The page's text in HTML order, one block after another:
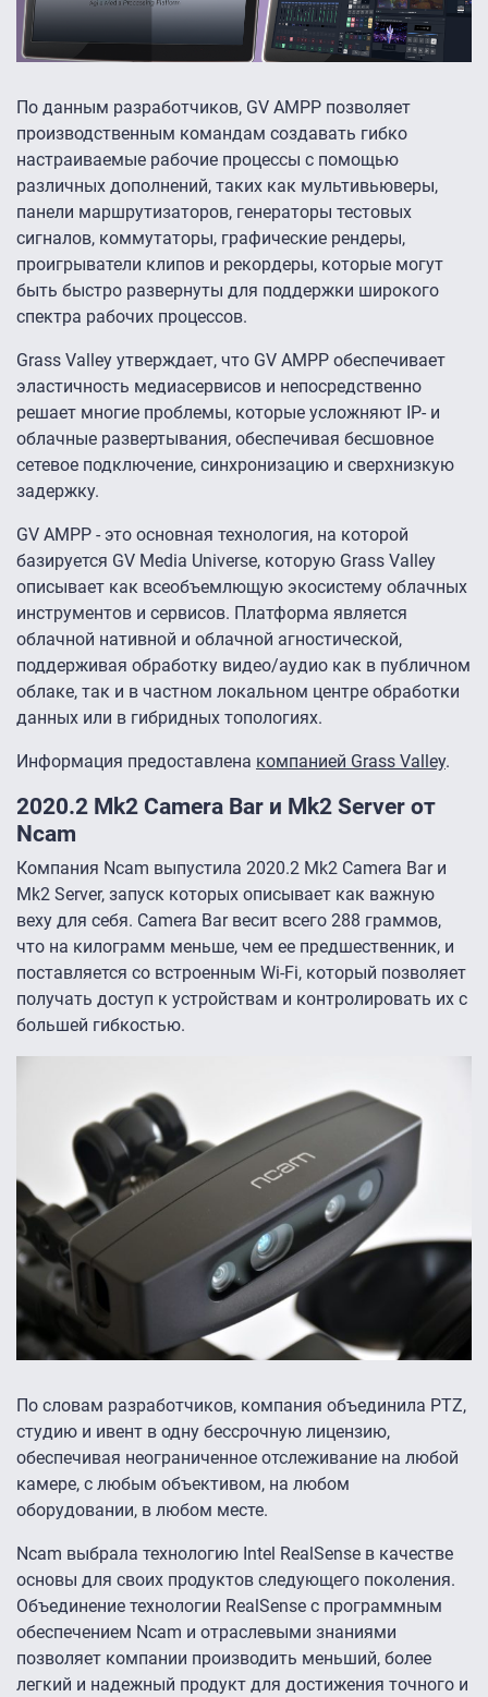
По данным разработчиков, GV AMPP позволяет
производственным командам создавать гибко
настраиваемые рабочие процессы с помощью
различных дополнений, таких как мультивьюверы,
панели маршрутизаторов, генераторы тестовых
сигналов, коммутаторы, графические рендеры,
проигрыватели клипов и рекордеры, которые могут
быть быстро развернуты для поддержки широкого
спектра рабочих процессов.
Grass Valley утверждает, что GV AMPP обеспечивает
эластичность медиасервисов и непосредственно
решает многие проблемы, которые усложняют IP- и
облачные развертывания, обеспечивая бесшовное
сетевое подключение, синхронизацию и сверхнизкую
задержку.
GV AMPP - это основная технология, на которой
базируется GV Media Universe, которую Grass Valley
описывает как всеобъемлющую экосистему облачных
инструментов и сервисов. Платформа является
облачной нативной и облачной агностической,
поддерживая обработку видео/аудио как в публичном
облаке, так и в частном локальном центре обработки
данных или в гибридных топологиях.
Информация предоставлена компанией Grass Valley.
2020.2 Mk2 Camera Bar и Mk2 Server от
Ncam
Компания Ncam выпустила 2020.2 Mk2 Camera Bar и
Mk2 Server, запуск которых описывает как важную
веху для себя. Camera Bar весит всего 288 граммов,
что на килограмм меньше, чем ее предшественник, и
поставляется со встроенным Wi-Fi, который позволяет
получать доступ к устройствам и контролировать их с
большей гибкостью.
По словам разработчиков, компания объединила PTZ,
студию и ивент в одну бессрочную лицензию,
обеспечивая неограниченное отслеживание на любой
камере, с любым объективом, на любом
оборудовании, в любом месте.
Ncam выбрала технологию Intel RealSense в качестве
основы для своих продуктов следующего поколения.
Объединение технологии RealSense с программным
обеспечением Ncam и отраслевыми знаниями
позволяет компании производить меньший, более
легкий и надежный продукт для достижения точного и